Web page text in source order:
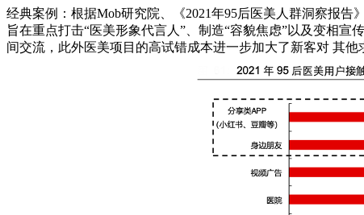
经典案例：根据Mob研究院、《2021年95后医美人群洞察报告
旨在重点打击“医美形象代言人”、制造“容貌焦虑”以及变相
间交流，此外医美项目的高试错成本进一步加大了新客对 其